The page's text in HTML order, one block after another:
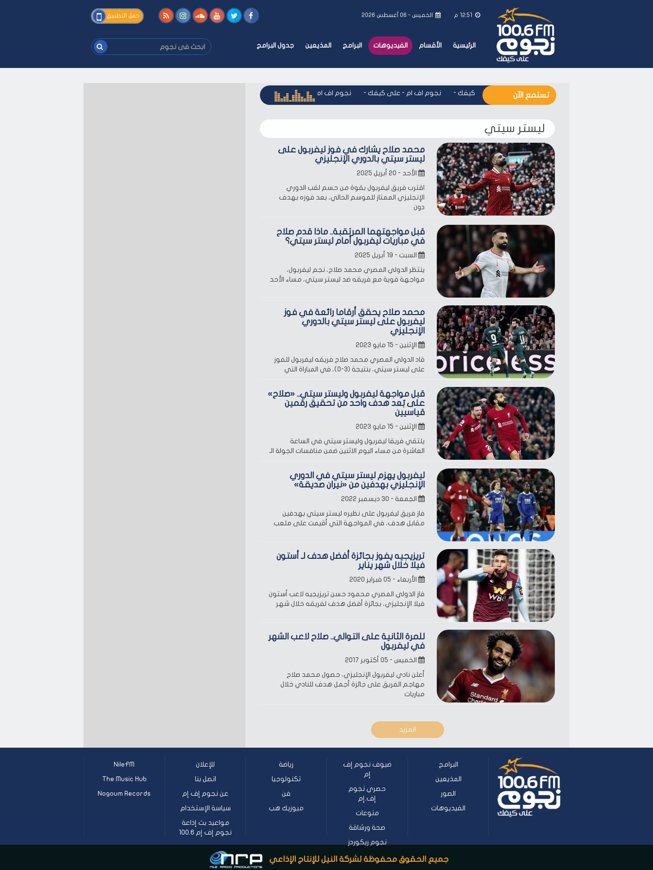
12:51 م الخميس - ٠٦ أغسطس ٢٠٢٦ حمل التطبيق
الرئيسية الأقسام الفيديوهات البرامج المذيعين جدول البرامج
ابحث
فى
فى
تستمع الآن -نجوم اف ام - على كيفك -نجوم اف ام - على كيفك - نجوم اف ام - على كيفك نجوم اف ام - على كيفك
ليستر سيتي
محمد صلاح يشارك في فوز ليفربول على
ليستر سيتي بالدوري الإنجليزي
الأحد - ٢٠ أبريل ٢٠٢٥
اقترب فريق ليفربول بقوة من حسم لقب الدوري
الإنجليزي الممتاز للموسم الحالي، بعد فوزه بهدف
دون
قبل مواجهتهما المرتقبة.. ماذا قدم صلاح
في مباريات ليفربول أمام ليستر سيتي؟
السبت - ١٩ أبريل ٢٠٢٥
ينتظر الدولي المصري محمد صلاح، نجم ليفربول،
مواجهة قوية مع فريقه ضد ليستر سيتي، مساء الأحد
محمد صلاح يحقق أرقاما رائعة في فوز
ليفربول على ليستر سيتي بالدوري
الإنجليزي
الإثنين - ١٥ مايو ٢٠٢٣
قاد الدولي المصري محمد صلاح فريقه ليفربول للفوز
على ليستر سيتي، بنتيجة (3-0)، في المباراة التي
قبل مواجهة ليفربول وليستر سيتي.. «صلاح»
على بُعد هدف واحد من تحقيق رقمين
قياسيين
الإثنين - ١٥ مايو ٢٠٢٣
يلتقي فريقا ليفربول وليستر سيتي في الساعة
العاشرة من مساء اليوم الاثنين ضمن منافسات الجولة الـ
ليفربول يهزم ليستر سيتي في الدوري
الإنجليزي بهدفين من «نيران صديقة»
الجمعة - ٣٠ ديسمبر ٢٠٢٢
فاز فريق ليفربول على نظيره ليستر سيتي بهدفين
مقابل هدف، في المواجهة التي أقيمت على ملعب
تريزيجيه يفوز بجائزة أفضل هدف لـ أستون
فيلا خلال شهر يناير
الأربعاء - ٠٥ فبراير ٢٠٢٠
فاز الدولي المصري محمود حسن تريزيجيه لاعب أستون
فيلا الإنجليزي، بجائزة أفضل هدف لفريقه خلال شهر
للمرة الثانية على التوالي.. صلاح لاعب الشهر
في ليفربول
الخميس - ٠٥ أكتوبر ٢٠١٧
أعلن نادي ليفربول الإنجليزي، حصول محمد صلاح
مهاجم الفريق على جائزة أجمل هدف للنادي خلال
مباريات
المزيد
البرامج
المذيعين
الصور
الفيديوهات
ضيوف نجوم إف
إم
حصري نجوم
إف.إم
منوعات
صحة ورشاقة
نجوم ريكوردز
رياضة
تكنولوجيا
فن
ميوزيك هب
للإعلان
اتصل بنا
عن نجوم إف إم
سياسة الإستخدام
مواعيد بث إذاعة
نجوم إف إم 100.6
NileFM
The Music Hub
Nogoum Records
جميع الحقوق محفوظة لشركة النيل للإنتاج الإذاعي